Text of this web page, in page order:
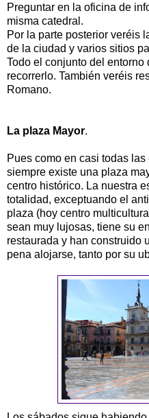
Preguntar en la oficina de
misma catedral.
Por la parte posterior veréis
de la ciudad y varios sitios
Todo el conjunto del
recorrerlo. También veréis
Romano.
La plaza Mayor.
Pues como en casi todas
siempre existe una plaza
centro histórico. La nuestra
totalidad, exceptuando el
plaza (hoy centro
sean muy lujosas, tiene su
restaurada y han construido
pena alojarse, tanto por su